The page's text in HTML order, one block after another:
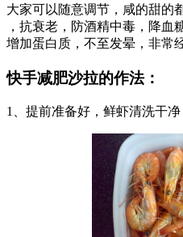
大家可以随意调节，咸的甜的
，抗衰老，防酒精中毒，降血
增加蛋白质，不至发晕，非常
快手减肥沙拉的作法：
1、提前准备好，鲜虾清洗干净